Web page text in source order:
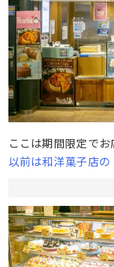
ここは期間限定でお
以前は和洋菓子店の